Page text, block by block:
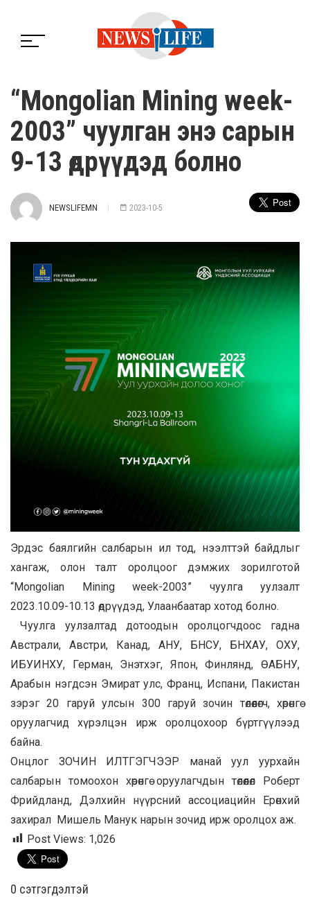
“Mongolian Mining week-
2003” чуулган энэ сарын
9-13 өдрүүдэд болно
NEWSLIFEMN 2023-10-5
Эрдэс баялгийн салбарын ил тод, нээлттэй байдлыг
хангаж, олон талт оролцоог дэмжих зорилготой
“Mongolian Mining week-2003” чуулга уулзалт
2023.10.09-10.13 өдрүүдэд, Улаанбаатар хотод болно.
Чуулга уулзалтад дотоодын оролцогчдоос гадна
Австрали, Австри, Канад, АНУ, БНСУ, БНХАУ, ОХУ,
ИБУИНХУ, Герман, Энэтхэг, Япон, Финлянд, ӨАБНУ,
Арабын нэгдсэн Эмират улс, Франц, Испани, Пакистан
зэрэг 20 гаруй улсын 300 гаруй зочин төлөөлөгч, хөрөнгө
оруулагчид хүрэлцэн ирж оролцохоор бүртгүүлээд
байна.
Онцлог ЗОЧИН ИЛТГЭГЧЭЭР манай уул уурхайн
салбарын томоохон хөрөнгө оруулагчдын төлөөлөл Роберт
Фрийдланд, Дэлхийн нүүрсний ассоциацийн Ерөнхий
захирал Мишель Манук нарын зочид ирж оролцох аж.
Post Views: 1,026
0 cэтгэгдэлтэй